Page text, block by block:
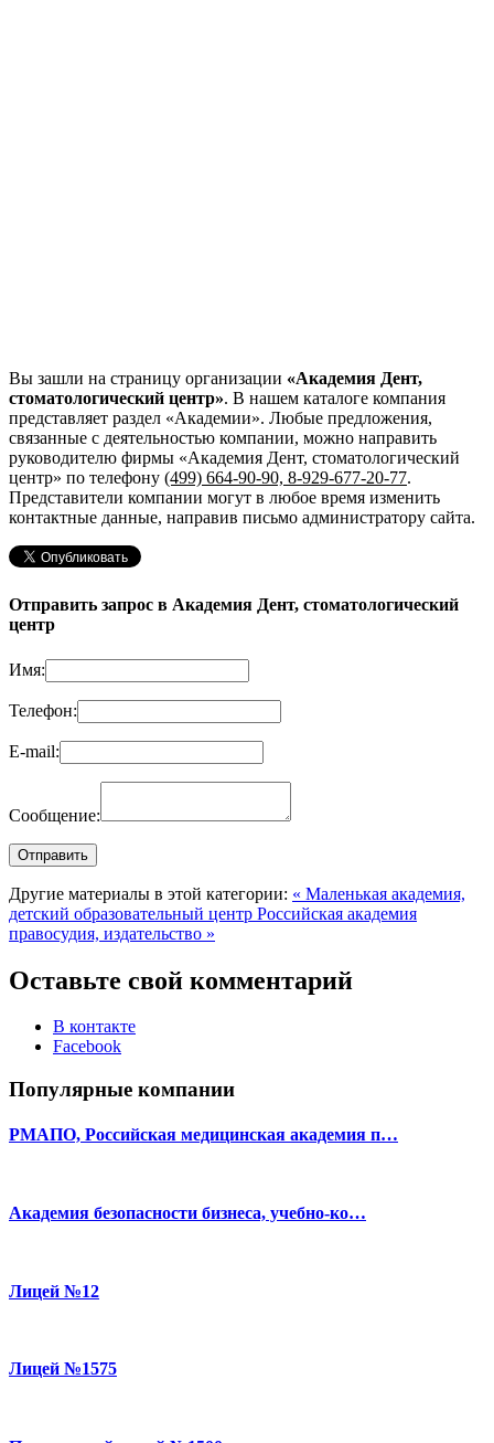
Вы зашли на страницу организации «Академия Дент,
стоматологический центр». В нашем каталоге компания
представляет раздел «Академии». Любые предложения,
связанные с деятельностью компании, можно направить
руководителю фирмы «Академия Дент, стоматологический
центр» по телефону (499) 664-90-90, 8-929-677-20-77.
Представители компании могут в любое время изменить
контактные данные, направив письмо администратору сайта.
Отправить запрос в Академия Дент, стоматологический
центр
Имя:
Телефон:
E-mail:
Сообщение:
Другие материалы в этой категории: « Маленькая академия,
детский образовательный центр Российская академия
правосудия, издательство »
Оставьте свой комментарий
В контакте
Facebook
Популярные компании
РМАПО, Российская медицинская академия п…
Академия безопасности бизнеса, учебно-ко…
Лицей №12
Лицей №1575